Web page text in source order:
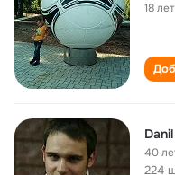
18 лет
40
224